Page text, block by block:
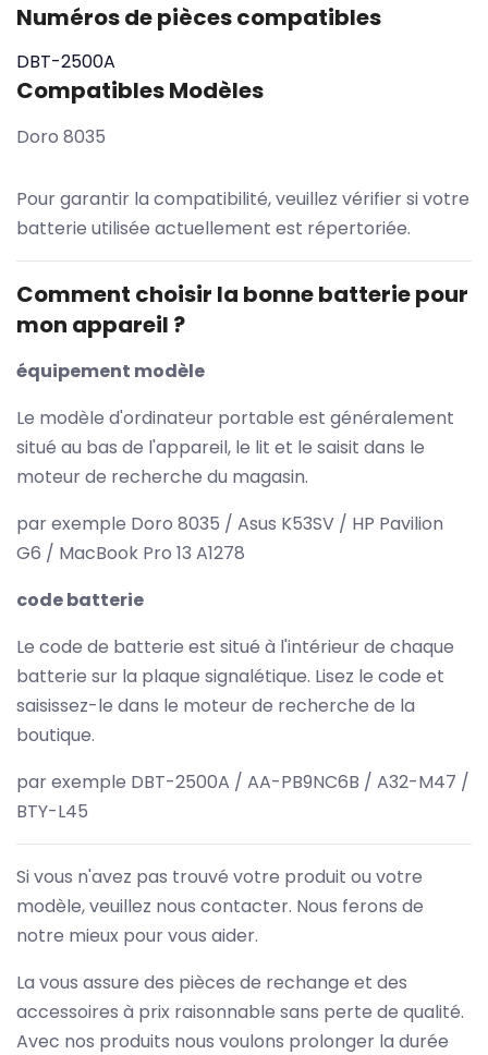
Numéros de pièces compatibles
DBT-2500A
Compatibles Modèles
Doro 8035
Pour garantir la compatibilité, veuillez vérifier si votre
batterie utilisée actuellement est répertoriée.
Comment choisir la bonne batterie pour
mon appareil ?
équipement modèle
Le modèle d'ordinateur portable est généralement
situé au bas de l'appareil, le lit et le saisit dans le
moteur de recherche du magasin.
par exemple Doro 8035 / Asus K53SV / HP Pavilion
G6 / MacBook Pro 13 A1278
code batterie
Le code de batterie est situé à l'intérieur de chaque
batterie sur la plaque signalétique. Lisez le code et
saisissez-le dans le moteur de recherche de la
boutique.
par exemple DBT-2500A / AA-PB9NC6B / A32-M47 /
BTY-L45
Si vous n'avez pas trouvé votre produit ou votre
modèle, veuillez nous contacter. Nous ferons de
notre mieux pour vous aider.
La vous assure des pièces de rechange et des
accessoires à prix raisonnable sans perte de qualité.
Avec nos produits nous voulons prolonger la durée